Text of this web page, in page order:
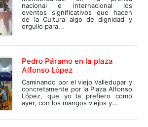
nacional e internacional los
eventos significativos que hacen
de la Cultura algo de dignidad y
orgullo para...
Pedro Páramo en la plaza
Alfonso López
Caminando por el viejo Valledupar y
concretamente por la Plaza Alfonso
López, que yo la prefiero como
ayer, con los mangos viejos y...